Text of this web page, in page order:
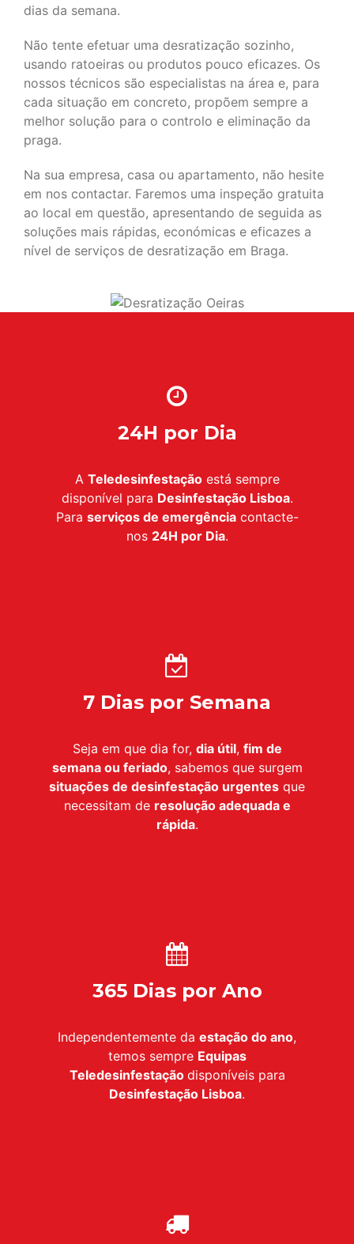
dias da semana.
Não tente efetuar uma desratização sozinho,
usando ratoeiras ou produtos pouco eficazes. Os
nossos técnicos são especialistas na área e, para
cada situação em concreto, propõem sempre a
melhor solução para o controlo e eliminação da
praga.
Na sua empresa, casa ou apartamento, não hesite
em nos contactar. Faremos uma inspeção gratuita
ao local em questão, apresentando de seguida as
soluções mais rápidas, económicas e eficazes a
nível de serviços de desratização em Braga.
24H por Dia
A Teledesinfestaçãoestá sempre
disponível para Desinfestação Lisboa.
Para serviços de emergênciacontacte-
nos 24H por Dia.
7 Dias por Semana
Seja em que dia for, dia útil, fim de
semana ou feriado, sabemos que surgem
situações de desinfestação urgentes que
necessitam de resolução adequada e
rápida.
365 Dias por Ano
Independentemente da estação do ano,
temos sempre Equipas
Teledesinfestação disponíveis para
Desinfestação Lisboa.